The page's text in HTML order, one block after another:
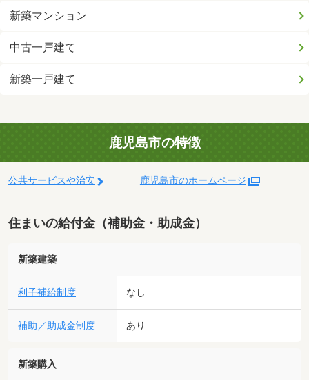
新築マンション
中古一戸建て
新築一戸建て
鹿児島市の特徴
公共サービスや治安 鹿児島市のホームページ
住まいの給付金（補助金・助成金）
新築建築
利子補給制度 なし
補助／助成金制度 あり
新築購入